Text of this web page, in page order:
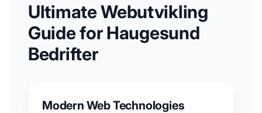
Ultimate Webutvikling
Guide forHaugesund
Bedrifter
Modern Web Technologies